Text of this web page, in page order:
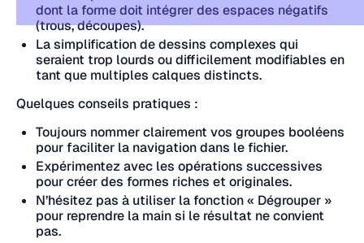
dont la forme doit intégrer des espaces négatifs
(trous, découpes).
La simplification de dessins complexes qui
seraient trop lourds ou difficilement modifiables en
tant que multiples calques distincts.
Quelques conseils pratiques :
Toujours nommer clairement vos groupes booléens
pour faciliter la navigation dans le fichier.
Expérimentez avec les opérations successives
pour créer des formes riches et originales.
N’hésitez pas à utiliser la fonction « Dégrouper »
pour reprendre la main si le résultat ne convient
pas.